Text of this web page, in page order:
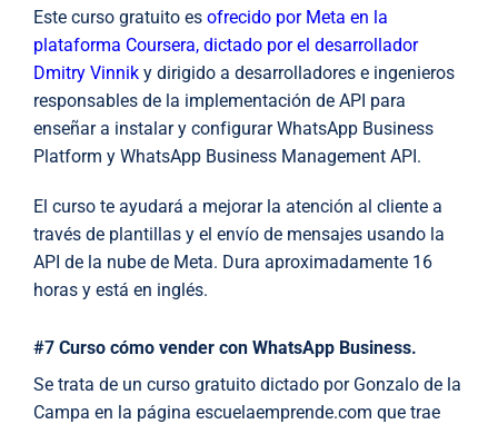
Este curso gratuito es ofrecido por Meta en la
plataforma Coursera, dictado por el desarrollador
Dmitry Vinnik y dirigido a desarrolladores e ingenieros
responsables de la implementación de API para
enseñar a instalar y configurar WhatsApp Business
Platform y WhatsApp Business Management API.
El curso te ayudará a mejorar la atención al cliente a
través de plantillas y el envío de mensajes usando la
API de la nube de Meta. Dura aproximadamente 16
horas y está en inglés.
#7 Curso cómo vender con WhatsApp Business.
Se trata de un curso gratuito dictado por Gonzalo de la
Campa en la página escuelaemprende.com que trae